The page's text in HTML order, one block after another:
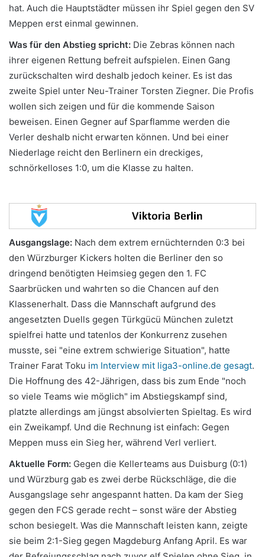
hat. Auch die Hauptstädter müssen ihr Spiel gegen den SV
Meppen erst einmal gewinnen.
Was für den Abstieg spricht: Die Zebras können nach
ihrer eigenen Rettung befreit aufspielen. Einen Gang
zurückschalten wird deshalb jedoch keiner. Es ist das
zweite Spiel unter Neu-Trainer Torsten Ziegner. Die Profis
wollen sich zeigen und für die kommende Saison
beweisen. Einen Gegner auf Sparflamme werden die
Verler deshalb nicht erwarten können. Und bei einer
Niederlage reicht den Berlinern ein dreckiges,
schnörkelloses 1:0, um die Klasse zu halten.
Ausgangslage: Nach dem extrem ernüchternden 0:3 bei
den Würzburger Kickers holten die Berliner den so
dringend benötigten Heimsieg gegen den 1. FC
Saarbrücken und wahrten so die Chancen auf den
Klassenerhalt. Dass die Mannschaft aufgrund des
angesetzten Duells gegen Türkgücü München zuletzt
spielfrei hatte und tatenlos der Konkurrenz zusehen
musste, sei "eine extrem schwierige Situation", hatte
Trainer Farat Toku im Interview mit liga3-online.de gesagt.
Die Hoffnung des 42-Jährigen, dass bis zum Ende "noch
so viele Teams wie möglich" im Abstiegskampf sind,
platzte allerdings am jüngst absolvierten Spieltag. Es wird
ein Zweikampf. Und die Rechnung ist einfach: Gegen
Meppen muss ein Sieg her, während Verl verliert.
Aktuelle Form: Gegen die Kellerteams aus Duisburg (0:1)
und Würzburg gab es zwei derbe Rückschläge, die die
Ausgangslage sehr angespannt hatten. Da kam der Sieg
gegen den FCS gerade recht – sonst wäre der Abstieg
schon besiegelt. Was die Mannschaft leisten kann, zeigte
sie beim 2:1-Sieg gegen Magdeburg Anfang April. Es war